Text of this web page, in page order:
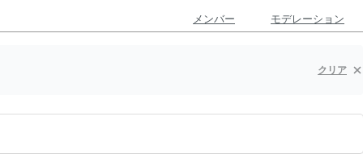
メンバー モデレーション
クリア